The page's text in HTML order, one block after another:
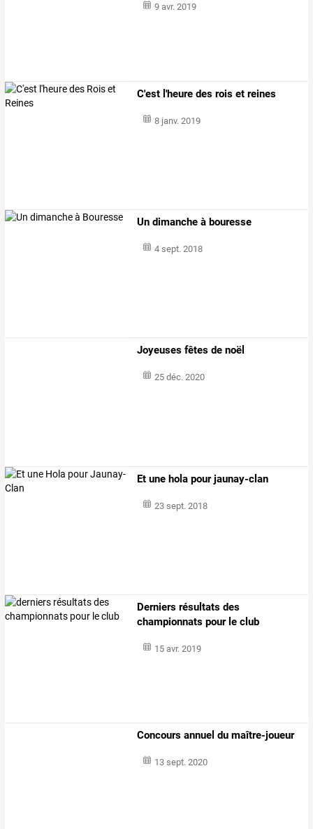
9 avr. 2019
C'est l'heure des rois et reines
8 janv. 2019
Un dimanche à bouresse
4 sept. 2018
Joyeuses fêtes de noël
25 déc. 2020
Et une hola pour jaunay-clan
23 sept. 2018
Derniers résultats des
championnats pour le club
15 avr. 2019
Concours annuel du maître-joueur
13 sept. 2020